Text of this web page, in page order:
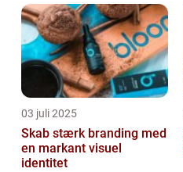
03 juli 2025
Skab stærk branding med
en markant visuel
identitet